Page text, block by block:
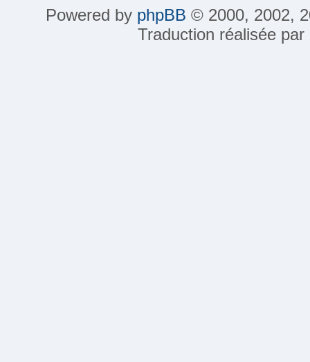
Powered by phpBB © 2000, 2002,
Traduction réalisée par